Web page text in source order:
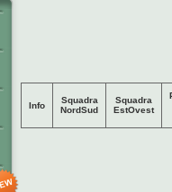
Info
Squadra
NordSud
Squadra
EstOvest